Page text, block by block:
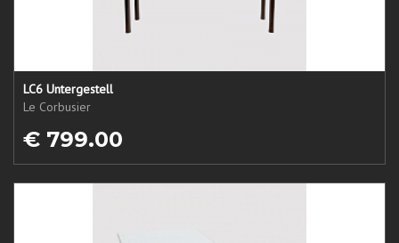
LC6 Untergestell
Le Corbusier
€ 799.00